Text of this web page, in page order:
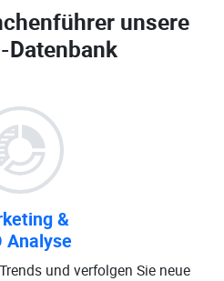
unsere
Datenbank
&
Analyse
und verfolgen Sie neue